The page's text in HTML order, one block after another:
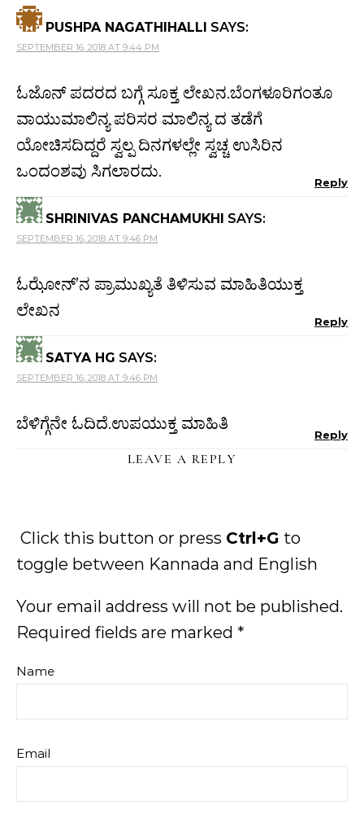
PUSHPA NAGATHIHALLI SAYS:
SEPTEMBER 16, 2018 AT 9:44 PM
ಓಜೊನ್ ಪದರದ ಬಗ್ಗೆ ಸೂಕ್ತ ಲೇಖನ.ಬೆಂಗಳೂರಿಗಂತೂ
ವಾಯುಮಾಲಿನ್ಯ ಪರಿಸರ ಮಾಲಿನ್ಯ ದ ತಡೆಗೆ
ಯೋಚಿಸದಿದ್ದರೆ ಸ್ವಲ್ಪ ದಿನಗಳಲ್ಲೇ ಸ್ವಚ್ಚ ಉಸಿರಿನ
ಒಂದಂಶವು ಸಿಗಲಾರದು.
Reply
SHRINIVAS PANCHAMUKHI SAYS:
SEPTEMBER 16, 2018 AT 9:46 PM
ಓಝೋನ್’ನ ಪ್ರಾಮುಖ್ಯತೆ ತಿಳಿಸುವ ಮಾಹಿತಿಯುಕ್ತ
ಲೇಖನ
Reply
SATYA HG SAYS:
SEPTEMBER 16, 2018 AT 9:46 PM
ಬೆಳಿಗ್ಗೆನೇ ಓದಿದೆ.ಉಪಯುಕ್ತ ಮಾಹಿತಿ
Reply
LEAVE A REPLY
Click this button or press Ctrl+G to
toggle between Kannada and English
Your email address will not be published.
Required fields are marked *
Name
Email